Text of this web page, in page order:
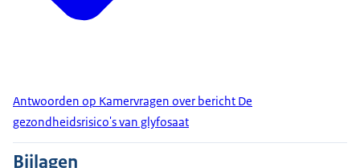
Antwoorden op Kamervragen over bericht De
gezondheidsrisico's van glyfosaat
Bijlagen